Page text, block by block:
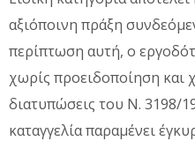
αξιόποινη πράξη
περίπτωση αυτή, ο
χωρίς προειδοποίηση και
διατυπώσεις του Ν. 3198/
καταγγελία παραμένει